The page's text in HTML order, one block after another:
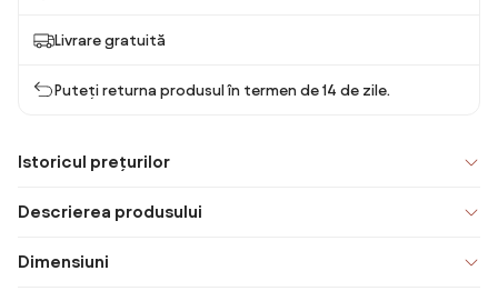
Livrare gratuită
Puteți returna produsul în termen de 14 de zile.
Istoricul prețurilor
Descrierea produsului
Dimensiuni